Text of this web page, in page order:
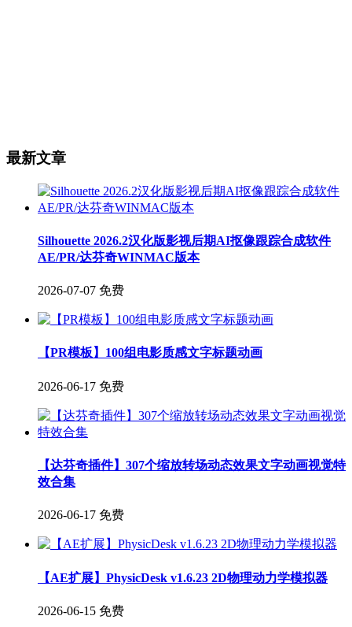
最新文章
Silhouette 2026.2汉化版影视后期AI抠像跟踪合成软件
AE/PR/达芬奇WINMAC版本
2026-07-07 免费
【PR模板】100组电影质感文字标题动画
2026-06-17 免费
【达芬奇插件】307个缩放转场动态效果文字动画视觉特
效合集
2026-06-17 免费
【AE扩展】PhysicDesk v1.6.23 2D物理动力学模拟器
2026-06-15 免费